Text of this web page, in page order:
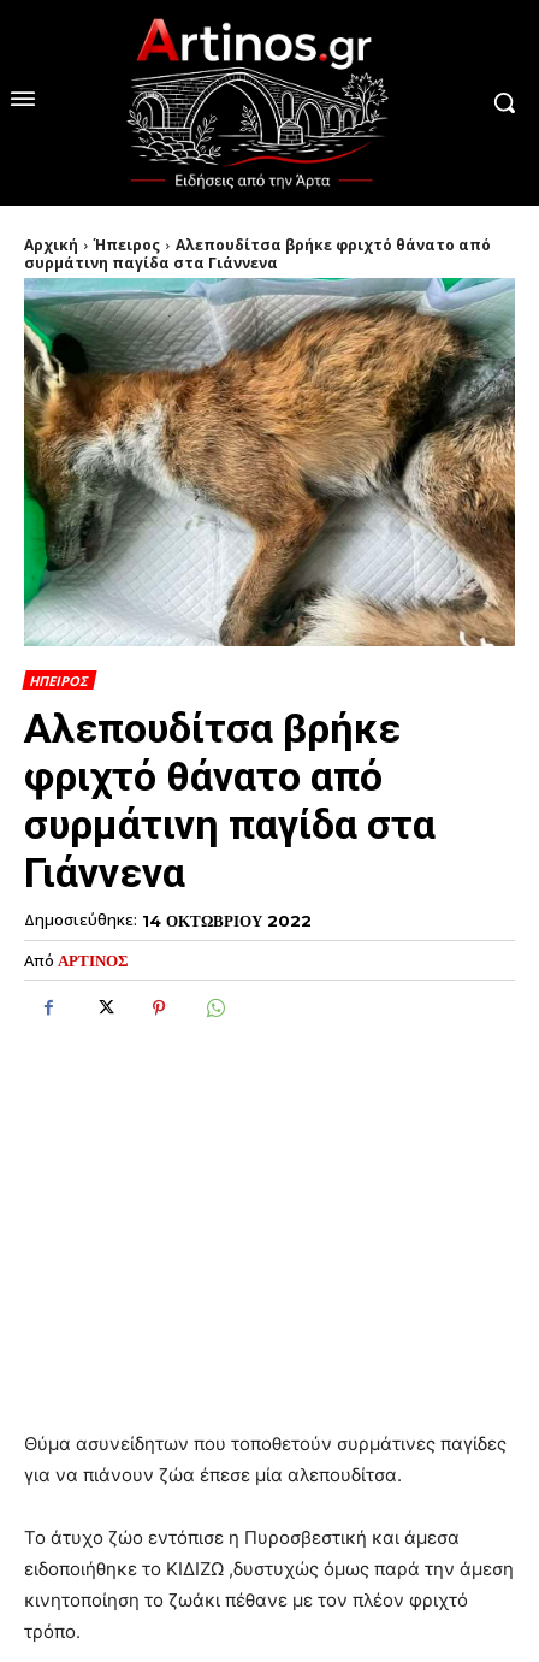
Αρχική Ήπειρος
Αλεπουδίτσα βρήκε φριχτό θάνατο από
συρμάτινη παγίδα στα Γιάννενα
ΗΠΕΙΡΟΣ
Αλεπουδίτσα βρήκε
φριχτό θάνατο από
συρμάτινη παγίδα στα
Γιάννενα
Δημοσιεύθηκε: 14 ΟΚΤΩΒΡΙΟΥ 2022
Από ΑΡΤΙΝΟΣ
Θύμα ασυνείδητων που τοποθετούν συρμάτινες παγίδες
για να πιάνουν ζώα έπεσε μία αλεπουδίτσα.
Το άτυχο ζώο εντόπισε η Πυροσβεστική και άμεσα
ειδοποιήθηκε το ΚΙΔΙΖΩ ,δυστυχώς όμως παρά την άμεση
κινητοποίηση το ζωάκι πέθανε με τον πλέον φριχτό
τρόπο.